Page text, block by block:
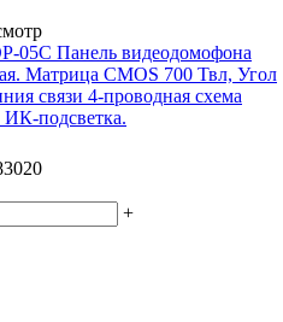
05C Панель видеодомофона
Матрица CMOS 700 Твл, Угол
связи 4-проводная схема
подсветка.
+